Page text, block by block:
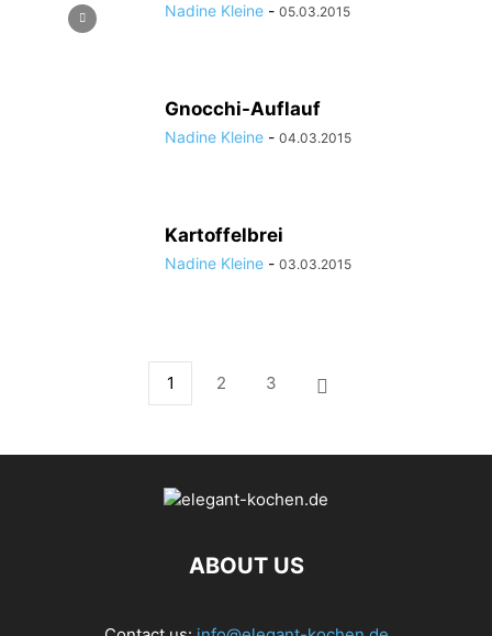
Nadine Kleine - 05.03.2015
Gnocchi-Auflauf
Nadine Kleine - 04.03.2015
Kartoffelbrei
Nadine Kleine - 03.03.2015
1 2 3
ABOUT US